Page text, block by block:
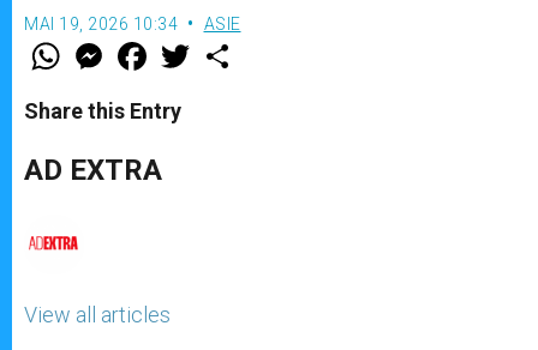
MAI 19, 2026 10:34 ASIE
W
t
s
p
p
M
e
s
e
g
e
F
a
e
b
o
k
w
Share this Entry
AD EXTRA
View all articles